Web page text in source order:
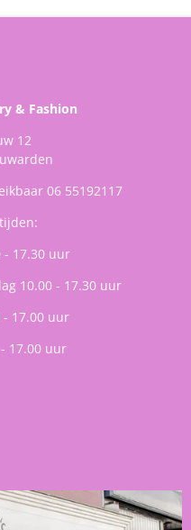
& Fashion
12
06 55192117
- 17.30 uur
10.00 - 17.30 uur
- 17.00 uur
17.00 uur